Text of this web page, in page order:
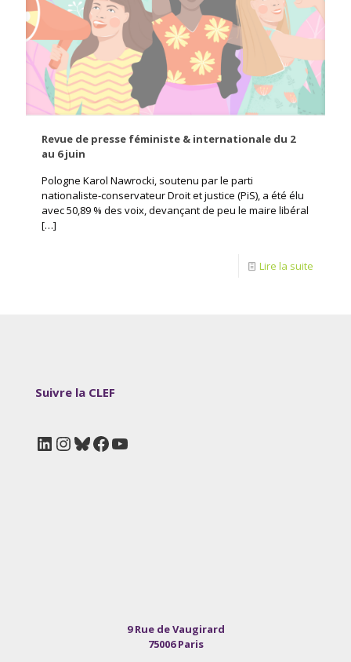
Revue de presse féministe & internationale du 2
au 6 juin
Pologne Karol Nawrocki, soutenu par le parti
nationaliste-conservateur Droit et justice (PiS), a été élu
avec 50,89 % des voix, devançant de peu le maire libéral
[…]
Lire la suite
Suivre la CLEF
LinkedIn
Instagram
Bluesky
Facebook
YouTube
9 Rue de Vaugirard
75006 Paris